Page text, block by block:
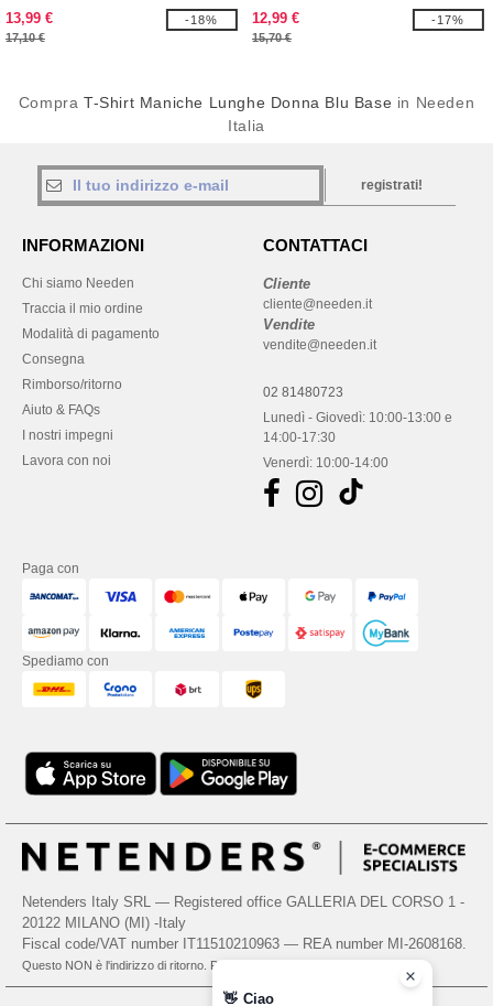
13,99 €
17,10 €
-18%
12,99 €
15,70 €
-17%
Compra T-Shirt Maniche Lunghe Donna Blu Base in Needen
Italia
registrati!
INFORMAZIONI
Chi siamo Needen
Traccia il mio ordine
Modalità di pagamento
Consegna
Rimborso/ritorno
Aiuto & FAQs
I nostri impegni
Lavora con noi
CONTATTACI
Cliente
cliente@needen.it
Vendite
vendite@needen.it
02 81480723
Lunedì - Giovedì: 10:00-13:00 e
14:00-17:30
Venerdì: 10:00-14:00
Paga con
Spediamo con
Netenders Italy SRL — Registered office GALLERIA DEL CORSO 1 -
20122 MILANO (MI) -Italy
Fiscal code/VAT number IT11510210963 — REA number MI-2608168.
Questo NON è l'indirizzo di ritorno. Per i resi, vedere qui
👋 Ciao